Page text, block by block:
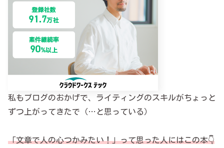
私もブログのおかげで、ライティングのスキルがちょっと
ずつ上がってきたで（…と思っている）
「文章で人の心つかみたい！」って思った人にはこの本👇